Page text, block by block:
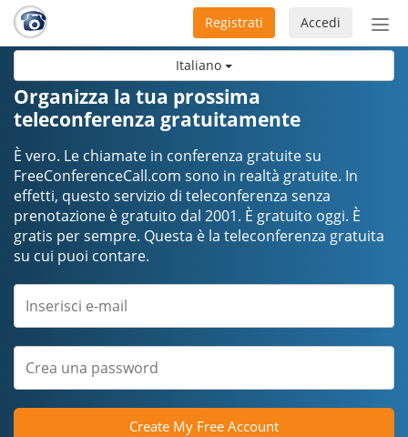
Italiano
Accedi
Registrati
Organizza la tua prossima
teleconferenza gratuitamente
È vero. Le chiamate in conferenza gratuite su
FreeConferenceCall.com sono in realtà gratuite. In
effetti, questo servizio di teleconferenza senza
prenotazione è gratuito dal 2001. È gratuito oggi. È
gratis per sempre. Questa è la teleconferenza gratuita
su cui puoi contare.
Create My Free Account